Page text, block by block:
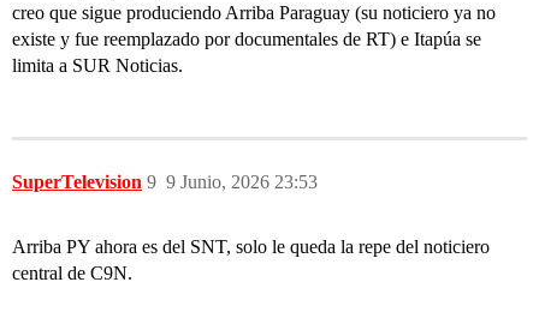
creo que sigue produciendo Arriba Paraguay (su noticiero ya no
existe y fue reemplazado por documentales de RT) e Itapúa se
limita a SUR Noticias.
SuperTelevision 9 Junio, 2026 23:53
9
Arriba PY ahora es del SNT, solo le queda la repe del noticiero
central de C9N.